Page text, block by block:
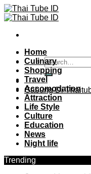
Skip
to
Gabung Di
Home
Culinary
Shopping
Travel
Accomodation
Attraction
Life Style
Culture
Education
News
Night life
Trending